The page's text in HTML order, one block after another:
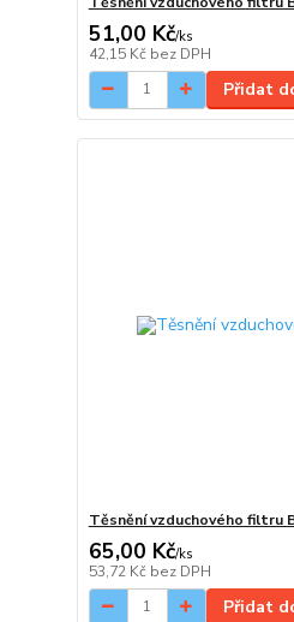
51,00 Kč/ks
42,15 Kč bez DPH
Přidat
Těsnění vzduchového filtru
65,00 Kč/ks
53,72 Kč bez DPH
Přidat